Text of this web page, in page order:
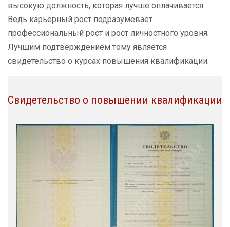
высокую должность, которая лучше оплачивается.
Ведь карьерный рост подразумевает
профессиональный рост и рост личностного уровня.
Лучшим подтверждением тому является
свидетельство о курсах повышения квалификации.
Свидетельство о повышении квалификации